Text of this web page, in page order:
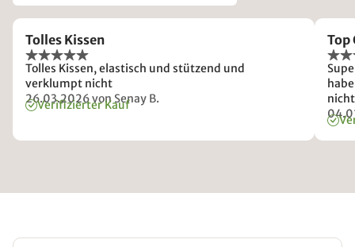
Tolles Kissen
Tolles Kissen, elastisch und stützend und
verklumpt nicht
26.03.2026von Senay B.
Verifizierter Kauf
Top